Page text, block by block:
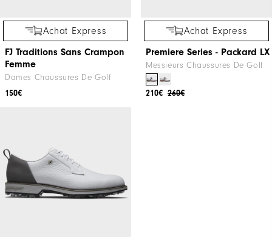
Achat Express
FJ Traditions Sans Crampon
Femme
Dames Chaussures De Golf
150€
Achat Express
Premiere Series - Packard LX
Messieurs Chaussures De Golf
260€
210€